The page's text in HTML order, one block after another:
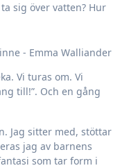
sig över vatten? Hur
Vi turas om. Vi
till!”. Och en gång
Jag sitter med, stöttar
jag av barnens
som tar form i